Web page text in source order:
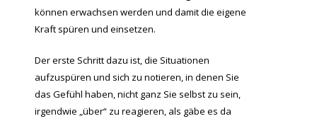
können erwachsen werden und damit die eigene
Kraft spüren und einsetzen.
Der erste Schritt dazu ist, die Situationen
aufzuspüren und sich zu notieren, in denen Sie
das Gefühl haben, nicht ganz Sie selbst zu sein,
irgendwie „über“ zu reagieren, als gäbe es da